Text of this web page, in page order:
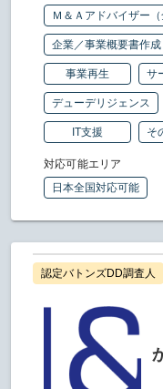
Ｍ＆Ａアドバイザー（
企業／事業概要書作成
事業再生 サ
デューデリジェンス
IT支援 そ
対応可能エリア
日本全国対応可能
認定バトンズDD調査人